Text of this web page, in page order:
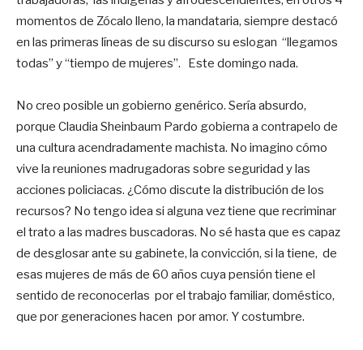
momentos de Zócalo lleno, la mandataria, siempre destacó
en las primeras líneas de su discurso su eslogan “llegamos
todas” y “tiempo de mujeres”. Este domingo nada.
No creo posible un gobierno genérico. Sería absurdo,
porque Claudia Sheinbaum Pardo gobierna a contrapelo de
una cultura acendradamente machista. No imagino cómo
vive la reuniones madrugadoras sobre seguridad y las
acciones policiacas. ¿Cómo discute la distribución de los
recursos? No tengo idea si alguna vez tiene que recriminar
el trato a las madres buscadoras. No sé hasta que es capaz
de desglosar ante su gabinete, la convicción, si la tiene, de
esas mujeres de más de 60 años cuya pensión tiene el
sentido de reconocerlas por el trabajo familiar, doméstico,
que por generaciones hacen por amor. Y costumbre.